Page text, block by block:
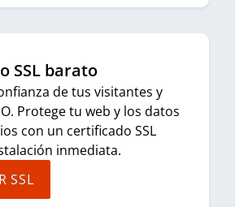
SSL barato
de tus visitantes y
Protege tu web y los datos
con un certificado SSL
inmediata.
SSL